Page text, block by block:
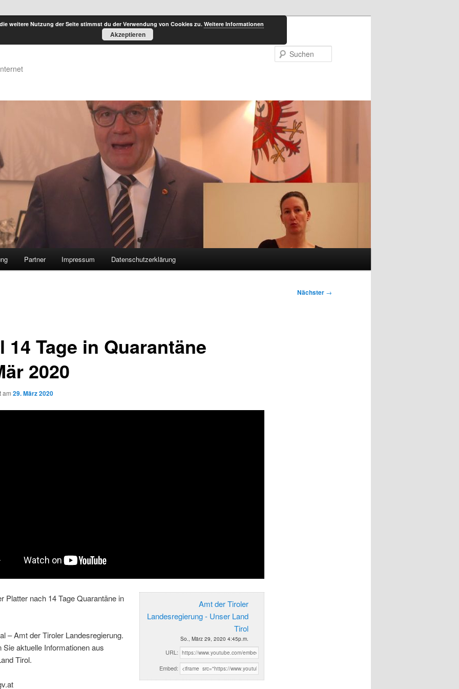
Partner Impressum Datenschutzerklärung
Nächster →
14 Tage in Quarantäne
2020
am 29. März 2020
Amt der Tiroler
Landesregierung - Unser Land
Tirol
So., März 29, 2020 4:45p.m.
URL:
Embed:
Platter nach 14 Tage Quarantäne in
– Amt der Tiroler Landesregierung.
Sie aktuelle Informationen aus
Tirol.
weitere Nutzung der Seite stimmst du der Verwendung von Cookies zu. Weitere Informationen
Akzeptieren